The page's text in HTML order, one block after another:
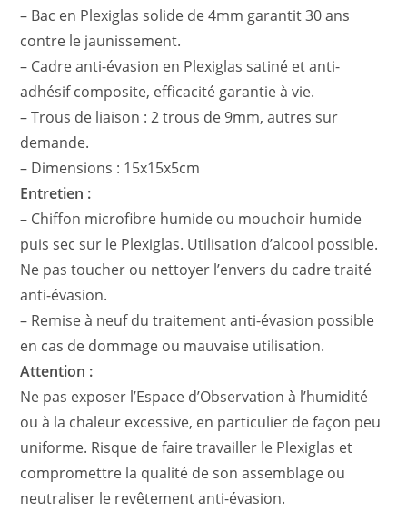
– Bac en Plexiglas solide de 4mm garantit 30 ans
contre le jaunissement.
– Cadre anti-évasion en Plexiglas satiné et anti-
adhésif composite, efficacité garantie à vie.
– Trous de liaison : 2 trous de 9mm, autres sur
demande.
– Dimensions : 15x15x5cm
Entretien :
– Chiffon microfibre humide ou mouchoir humide
puis sec sur le Plexiglas. Utilisation d’alcool possible.
Ne pas toucher ou nettoyer l’envers du cadre traité
anti-évasion.
– Remise à neuf du traitement anti-évasion possible
en cas de dommage ou mauvaise utilisation.
Attention :
Ne pas exposer l’Espace d’Observation à l’humidité
ou à la chaleur excessive, en particulier de façon peu
uniforme. Risque de faire travailler le Plexiglas et
compromettre la qualité de son assemblage ou
neutraliser le revêtement anti-évasion.